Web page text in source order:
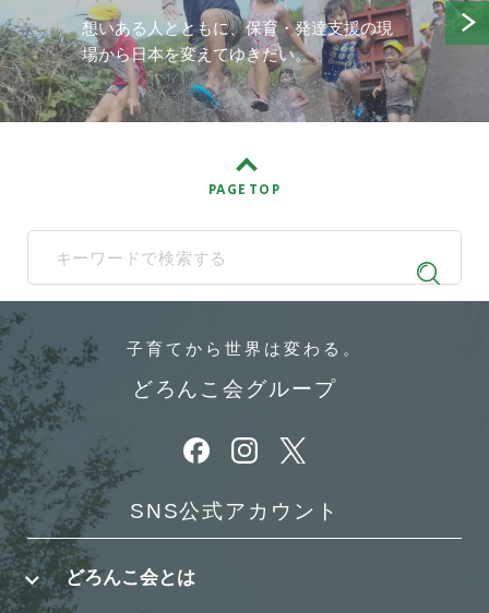
想いある人とともに、保育・発達支援の現
場から日本を変えてゆきたい。
PAGE TOP
When autocomplete results are available use up and down
子育てから 世界は変わる。
どろんこ会グループ
別ウィンドウで開きます
別ウィンドウで開きます
別ウィンドウで開きます
SNS公式アカウント
どろんこ会とは